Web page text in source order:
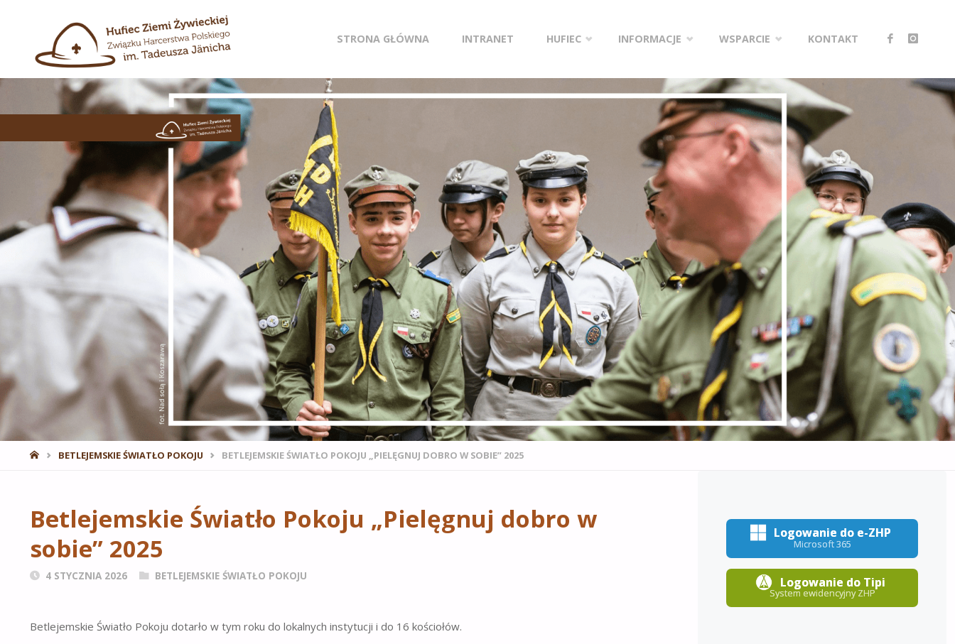
treści
STRONA GŁÓWNA INTRANET HUFIEC INFORMACJE WSPARCIE KONTAKT
STRONA
BETLEJEMSKIE ŚWIATŁO POKOJU BETLEJEMSKIE ŚWIATŁO POKOJU „PIELĘGNUJ DOBRO W SOBIE” 2025
Betlejemskie Światło Pokoju „Pielęgnuj dobro w
sobie” 2025
4 STYCZNIA 2026 BETLEJEMSKIE ŚWIATŁO POKOJU
Betlejemskie Światło Pokoju dotarło w tym roku do lokalnych instytucji i do 16 kościołów.
Logowanie do e-ZHP
Microsoft 365
Logowanie do Tipi
System ewidencyjny ZHP